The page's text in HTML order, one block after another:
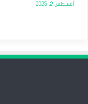
أغسطس 2, 2025